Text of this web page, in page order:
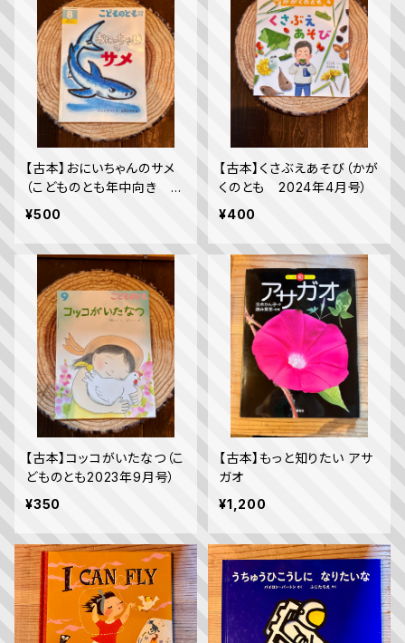
【古本】おにいちゃんのサメ
（こどものとも年中向き 2
014年8月号）
¥500
【古本】くさぶえあそび（かが
くのとも 2024年4月号）
¥400
【古本】コッコがいたなつ（こ
どものとも2023年9月号）
¥350
【古本】もっと知りたい アサ
ガオ
¥1,200